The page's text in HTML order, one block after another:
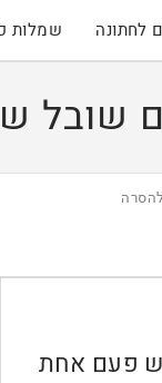
לחתונה שמלות
שובל
פעם אחת